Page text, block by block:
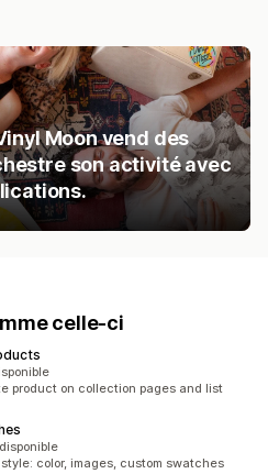
Moon vend des
son activité avec
celle-ci
product on collection pages and list
color, images, custom swatches